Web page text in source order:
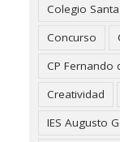
Colegio
Concurso
CP Fernando
Creatividad
IES Augusto